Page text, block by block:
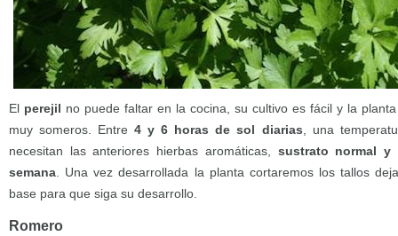
El perejil no puede faltar en la cocina, su cultivo es fácil y la
muy someros. Entre4 y 6 horas de sol diarias , una
necesitan las anteriores hierbas aromáticas, sustrato normal
semana . Una vez desarrollada la planta cortaremos los tallos
base para que siga su desarrollo.
Romero